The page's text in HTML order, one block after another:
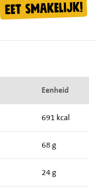
Eenheid
691 kcal
68 g
24 g